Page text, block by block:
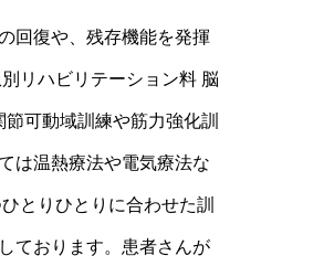
回復や、残存機能を発揮
リハビリテーション料 脳
可動域訓練や筋力強化訓
は温熱療法や電気療法な
とりひとりに合わせた訓
ております。患者さんが